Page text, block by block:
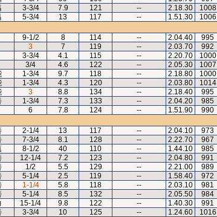
3-3/4 7.9 121 -- 2.18.30 1008
5-3/4 13 117 -- 1.51.30 1006
9-1/2 8 114 -- 2.04.40 995
3 7 119 -- 2.03.70 992
3-3/4 4.1 115 -- 2.20.70 1000
3/4 4.6 122 -- 2.05.30 1007
1-3/4 9.7 118 -- 2.18.80 1000
1-3/4 4.3 120 -- 2.03.80 1014
3 8.8 134 -- 2.18.40 995
1-3/4 7.3 133 -- 2.04.20 985
6 7.8 124 -- 1.51.90 990
2-1/4 13 117 -- 2.04.10 973
7-3/4 8.1 128 -- 2.22.70 967
8-1/2 40 110 -- 1.44.10 985
12-1/4 7.2 123 -- 2.04.80 991
1/2 5.5 129 -- 2.21.00 989
5-1/4 2.5 119 -- 1.58.40 972
1-1/4 5.8 118 -- 2.03.10 981
5-1/4 8.5 132 -- 2.05.50 984
15-1/4 9.8 122 -- 1.40.30 991
3-3/4 10 125 -- 1.24.60 1016